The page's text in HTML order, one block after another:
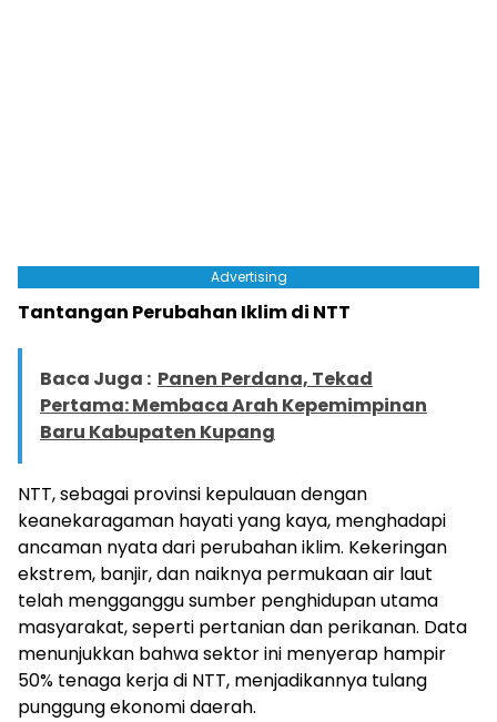
Advertising
Tantangan Perubahan Iklim di NTT
Baca Juga : Panen Perdana, Tekad
Pertama: Membaca Arah Kepemimpinan
Baru Kabupaten Kupang
NTT, sebagai provinsi kepulauan dengan
keanekaragaman hayati yang kaya, menghadapi
ancaman nyata dari perubahan iklim. Kekeringan
ekstrem, banjir, dan naiknya permukaan air laut
telah mengganggu sumber penghidupan utama
masyarakat, seperti pertanian dan perikanan. Data
menunjukkan bahwa sektor ini menyerap hampir
50% tenaga kerja di NTT, menjadikannya tulang
punggung ekonomi daerah.